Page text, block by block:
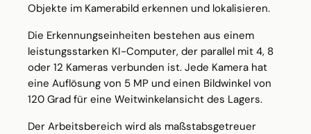
Objekte im Kamerabild erkennen und lokalisieren.
Die Erkennungseinheiten bestehen aus einem
leistungsstarken KI-Computer, der parallel mit 4, 8
oder 12 Kameras verbunden ist. Jede Kamera hat
eine Auflösung von 5 MP und einen Bildwinkel von
120 Grad für eine Weitwinkelansicht des Lagers.
Der Arbeitsbereich wird als maßstabsgetreuer